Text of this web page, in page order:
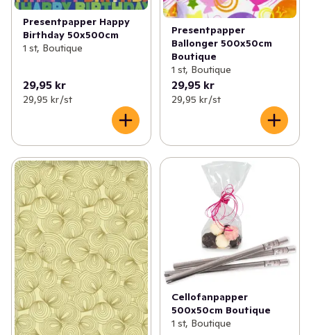
Presentpapper Happy
Birthday 50x500cm
1 st, Boutique
29,95 kr
29,95 kr /st
Presentpapper
Ballonger 500x50cm
Boutique
1 st, Boutique
29,95 kr
29,95 kr /st
Cellofanpapper
500x50cm Boutique
1 st, Boutique